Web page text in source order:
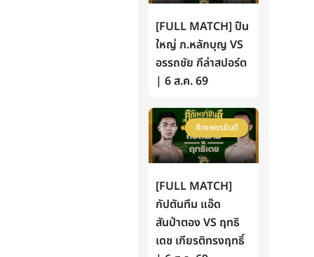
[FULL MATCH] ปืน
ใหญ่ ภ.หลักบุญ VS
อรรถชัย กีล่าสปอร์ต
| 6 ส.ค. 69
ศึกเพชรยินดี
[FULL MATCH]
กัปตันทีม แอ๊ด
สันป่าตอง VS ฤทธิ
เดช เกียรติทรงฤทธิ์